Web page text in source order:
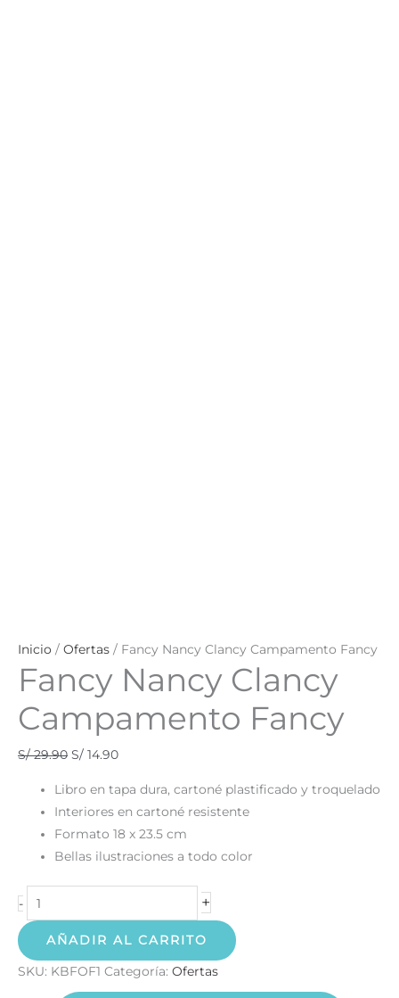
Inicio / Ofertas / Fancy Nancy Clancy Campamento Fancy
Fancy Nancy Clancy
Campamento Fancy
S/29.90 S/ 14.90
Libro en tapa dura, cartoné plastificado y troquelado
Interiores en cartoné resistente
Formato 18 x 23.5 cm
Bellas ilustraciones a todo color
- +
AÑADIR AL CARRITO
SKU: KBFOF1 Categoría: Ofertas